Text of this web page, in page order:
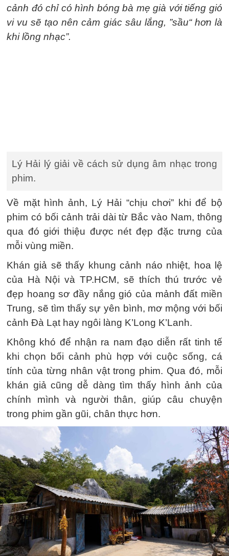
cảnh đó chỉ có hình bóng bà mẹ già với tiếng gió
vi vu sẽ tạo nên cảm giác sâu lắng, ”sầu“ hơn là
khi lồng nhạc”.
Lý Hải lý giải về cách sử dụng âm nhạc trong
phim.
Về mặt hình ảnh, Lý Hải “chịu chơi” khi để bộ
phim có bối cảnh trải dài từ Bắc vào Nam, thông
qua đó giới thiệu được nét đẹp đặc trưng của
mỗi vùng miền.
Khán giả sẽ thấy khung cảnh náo nhiệt, hoa lệ
của Hà Nội và TP.HCM, sẽ thích thú trước vẻ
đẹp hoang sơ đầy nắng gió của mảnh đất miền
Trung, sẽ tìm thấy sự yên bình, mơ mộng với bối
cảnh Đà Lạt hay ngôi làng K’Long K’Lanh.
Không khó để nhận ra nam đạo diễn rất tinh tế
khi chọn bối cảnh phù hợp với cuộc sống, cá
tính của từng nhân vật trong phim. Qua đó, mỗi
khán giả cũng dễ dàng tìm thấy hình ảnh của
chính mình và người thân, giúp câu chuyện
trong phim gần gũi, chân thực hơn.